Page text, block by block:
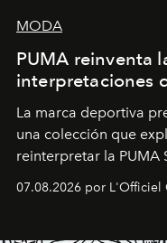
MODA
PUMA reinventa
interpretaciones
La marca deportiva
una colección que
reinterpretar la PUMA
deportiva hasta una
diseño y el universo
07.08.2026 por L'Officiel